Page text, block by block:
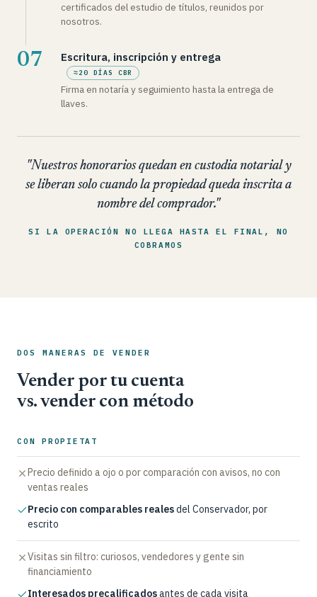
certificados del estudio de títulos, reunidos por
nosotros.
Escritura, inscripción y entrega
≈20 DÍAS CBR
Firma en notaría y seguimiento hasta la entrega de
llaves.
"Nuestros honorarios quedan en custodia notarial y
se liberan solo cuando la propiedad queda inscrita a
nombre del comprador."
SI LA OPERACIÓN NO LLEGA HASTA EL FINAL, NO
COBRAMOS
DOS MANERAS DE VENDER
Vender por tu cuenta
vs. vender con método
CON PROPIETAT
Precio definido a ojo o por comparación con avisos, no con
ventas reales
Precio con comparables realesdel Conservador, por
escrito
Visitas sin filtro: curiosos, vendedores y gente sin
financiamiento
Interesados precalificadosantes de cada visita